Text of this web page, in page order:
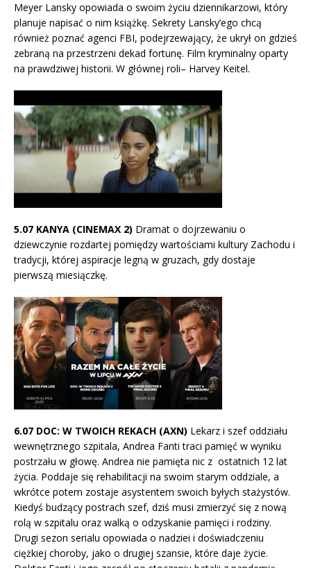
Meyer Lansky opowiada o swoim życiu dziennikarzowi, który
planuje napisać o nim książkę. Sekrety Lansky’ego chcą
również poznać agenci FBI, podejrzewający, że ukrył on gdzieś
zebraną na przestrzeni dekad fortunę. Film kryminalny oparty
na prawdziwej historii. W głównej roli– Harvey Keitel.
5.07 KANYA (CINEMAX 2) Dramat o dojrzewaniu o
dziewczynie rozdartej pomiędzy wartościami kultury Zachodu i
tradycji, której aspiracje legną w gruzach, gdy dostaje
pierwszą miesiączkę.
6.07 DOC: W TWOICH REKACH (AXN) Lekarz i szef oddziału
wewnętrznego szpitala, Andrea Fanti traci pamięć w wyniku
postrzału w głowę. Andrea nie pamięta nic z ostatnich 12 lat
życia. Poddaje się rehabilitacji na swoim starym oddziale, a
wkrótce potem zostaje asystentem swoich byłych stażystów.
Kiedyś budzący postrach szef, dziś musi zmierzyć się z nową
rolą w szpitalu oraz walką o odzyskanie pamięci i rodziny.
Drugi sezon serialu opowiada o nadziei i doświadczeniu
ciężkiej choroby, jako o drugiej szansie, które daje życie.